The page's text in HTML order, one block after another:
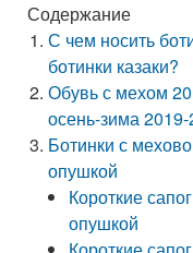
Содержание
С чем носить
ботинки казаки?
Обувь с мехом
осень-зима
Ботинки с
опушкой
Короткие
опушкой